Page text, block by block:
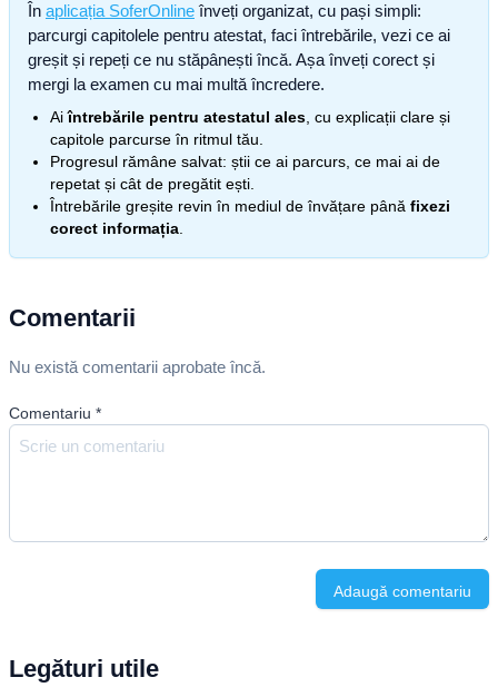
În aplicația SoferOnline înveți organizat, cu pași simpli:
parcurgi capitolele pentru atestat, faci întrebările, vezi ce ai
greșit și repeți ce nu stăpânești încă. Așa înveți corect și
mergi la examen cu mai multă încredere.
Aiîntrebările pentru atestatul ales , cu explicații clare și
capitole parcurse în ritmul tău.
Progresul rămâne salvat: știi ce ai parcurs, ce mai ai de
repetat și cât de pregătit ești.
Întrebările greșite revin în mediul de învățare până fixezi
corect informația
Comentarii
Nu există comentarii aprobate încă.
Comentariu *
Adaugă comentariu
Legături utile